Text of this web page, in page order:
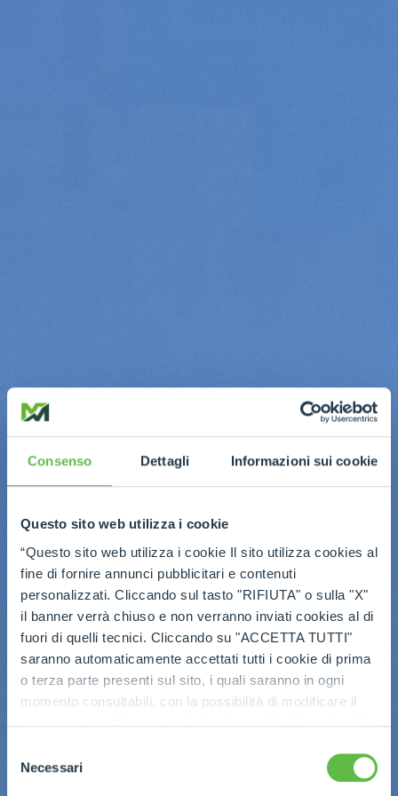
Consenso Dettagli Informazioni sui cookie
Questo sito web utilizza i cookie
“Questo sito web utilizza i cookie Il sito utilizza cookies al
fine di fornire annunci pubblicitari e contenuti
personalizzati. Cliccando sul tasto "RIFIUTA" o sulla "X"
il banner verrà chiuso e non verranno inviati cookies al di
fuori di quelli tecnici. Cliccando su "ACCETTA TUTTI"
saranno automaticamente accettati tutti i cookie di prima
o terza parte presenti sul sito, i quali saranno in ogni
momento consultabili, con la possibilità di modificare il
ogni pagina, selezionare "Modifichi il suo consenso" e
delNecessari